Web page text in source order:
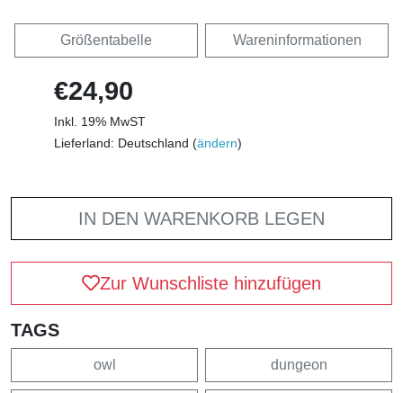
Größentabelle Wareninformationen
€24,90
Inkl. 19% MwST
Lieferland: Deutschland (ändern)
IN DEN WARENKORB LEGEN
Zur Wunschliste hinzufügen
TAGS
owl dungeon